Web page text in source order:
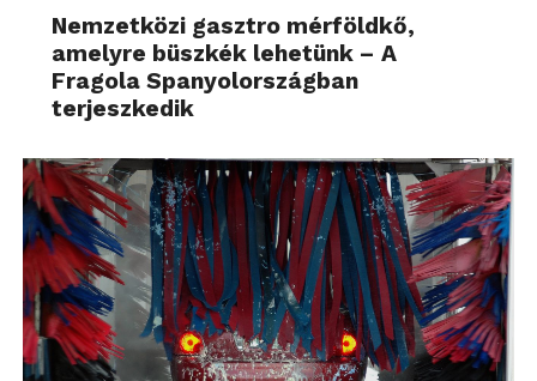
Nemzetközi gasztro mérföldkő,
amelyre büszkék lehetünk – A
Fragola Spanyolországban
terjeszkedik